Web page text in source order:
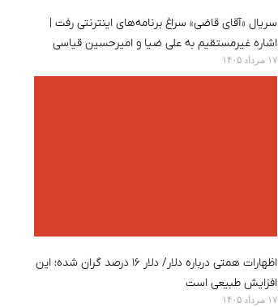
سریال «آقای قاضی» سراغ برنامه‌های اینترنتی رفت |
اشاره غیرمستقیم به علی ضیا و امیرحسین قیاسی
۱۷ مرداد ۱۴۰۵
اظهارات همتی درباره دلار/ دلار ۱۶ درصد گران شده؛ این
افزایش طبیعی است
۱۷ مرداد ۱۴۰۵